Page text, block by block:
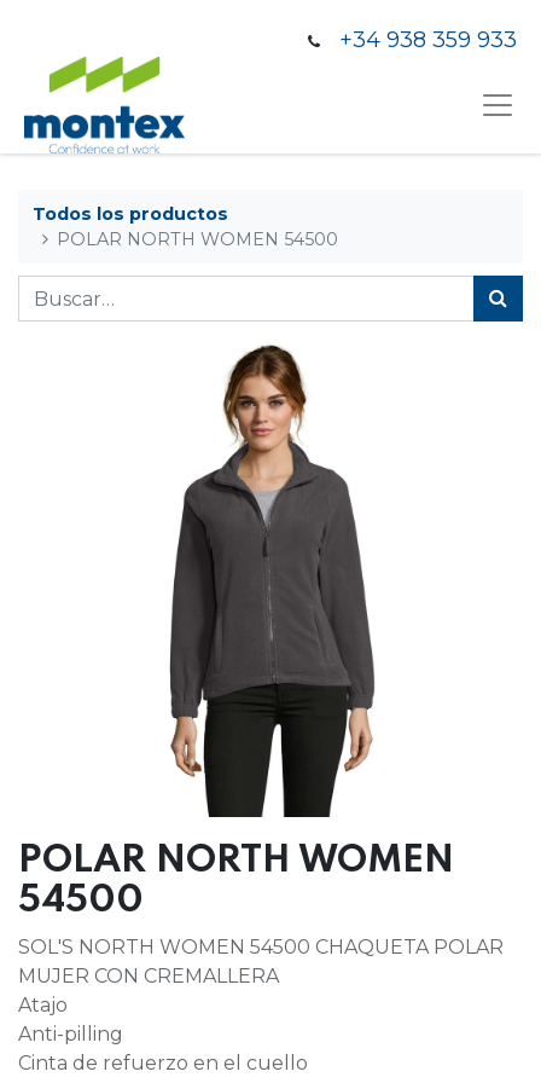
+34 938 359 933
Todos los productos
POLAR NORTH WOMEN 54500
POLAR NORTH WOMEN
54500
SOL'S NORTH WOMEN 54500 CHAQUETA POLAR
MUJER CON CREMALLERA
Atajo
Anti-pilling
Cinta de refuerzo en el cuello